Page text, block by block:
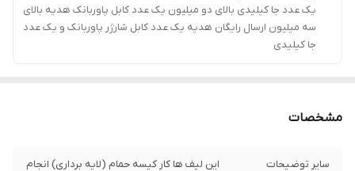
یک عدد جا کیلیدی بالای دو میلیون یک عدد کابل پاوربانک هدیه بالای
سه میلیون ارسال رایگان هدیه یک عدد کابل شارژر پاوربانک و یک عدد
جا کیلیدی
مشخصات
سایر توضیحات
این لیف ها کار کیسه حمام (لایه برداری) انجام